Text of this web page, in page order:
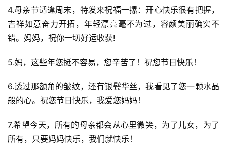
4.母亲节适逢周末，特发来祝福一摞：开心快乐很有把握，
吉祥如意奋力开拓，年轻漂亮毫不为过，容颜美丽确实不
错。妈妈，祝你一切好运收获!
5.妈，这些年您挺不容易，您辛苦了！祝您节日快乐！
6.透过那额角的皱纹，还有银鬓华丝，我看见了您一颗水晶
般的心。祝您节日快乐，我爱您妈妈！
7.希望今天，所有的母亲都会从心里微笑，为了儿女，为了
所有，只要妈妈快乐，我们就快乐！